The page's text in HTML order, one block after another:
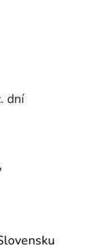
dní